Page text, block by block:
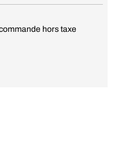
hors taxe